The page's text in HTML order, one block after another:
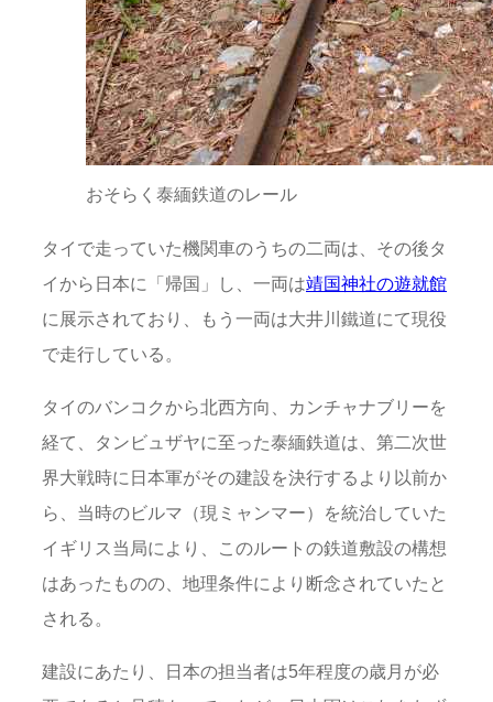
おそらく泰緬鉄道のレール
タイで走っていた機関車のうちの二両は、その後タ
イから日本に「帰国」し、一両は靖国神社の遊就館
に展示されており、もう一両は大井川鐵道にて現役
で走行している。
タイのバンコクから北西方向、カンチャナブリーを
経て、タンビュザヤに至った泰緬鉄道は、第二次世
界大戦時に日本軍がその建設を決行するより以前か
ら、当時のビルマ（現ミャンマー）を統治していた
イギリス当局により、このルートの鉄道敷設の構想
はあったものの、地理条件により断念されていたと
される。
建設にあたり、日本の担当者は5年程度の歳月が必